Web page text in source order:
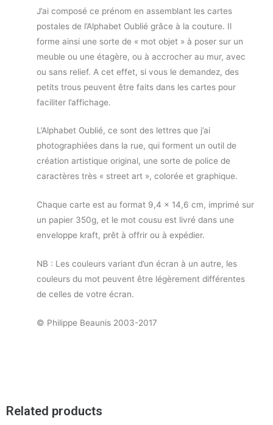
J’ai composé ce prénom en assemblant les cartes
postales de l’Alphabet Oublié grâce à la couture. Il
forme ainsi une sorte de « mot objet » à poser sur un
meuble ou une étagère, ou à accrocher au mur, avec
ou sans relief. A cet effet, si vous le demandez, des
petits trous peuvent être faits dans les cartes pour
faciliter l’affichage.
L’Alphabet Oublié, ce sont des lettres que j’ai
photographiées dans la rue, qui forment un outil de
création artistique original, une sorte de police de
caractères très « street art », colorée et graphique.
Chaque carte est au format 9,4 x 14,6 cm, imprimé sur
un papier 350g, et le mot cousu est livré dans une
enveloppe kraft, prêt à offrir ou à expédier.
NB : Les couleurs variant d’un écran à un autre, les
couleurs du mot peuvent être légèrement différentes
de celles de votre écran.
© Philippe Beaunis 2003-2017
Related products